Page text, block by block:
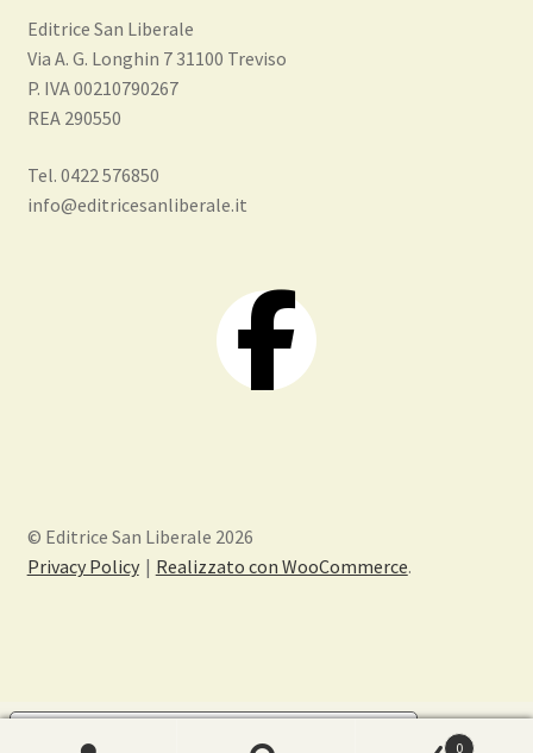
Editrice San Liberale
Via A. G. Longhin 7 31100 Treviso
P. IVA 00210790267
REA 290550
Tel. 0422 576850
info@editricesanliberale.it
© Editrice San Liberale 2026
Privacy Policy
Realizzato con WooCommerce.
0